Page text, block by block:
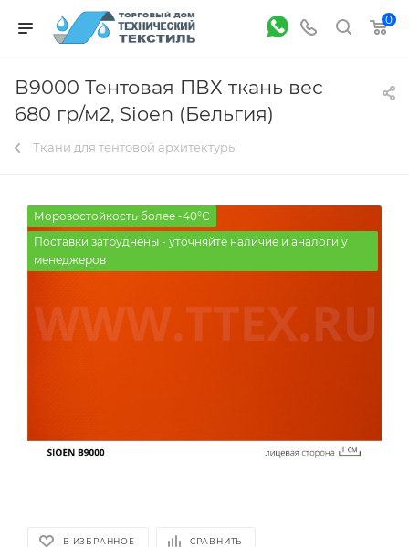
0
В9000 Тентовая ПВХ ткань вес
680 гр/м2, Sioen (Бельгия)
Ткани для тентовой архитектуры
Морозостойкость более -40°С
Поставки затруднены - уточняйте наличие и аналоги у
менеджеров
В ИЗБРАННОЕ СРАВНИТЬ